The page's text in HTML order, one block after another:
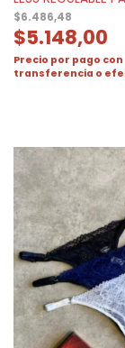
$6.486,48
$5.148,00
Precio por pago con
transferencia o